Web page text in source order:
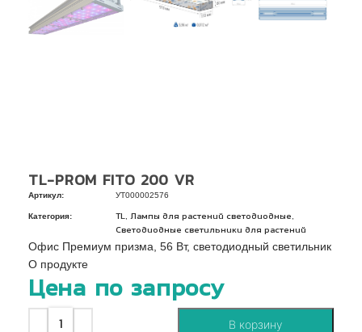
TL-PROM FITO 200 VR
Артикул: УТ000002576
Категория: TL Лампы для растений светодиодные
Светодиодные светильники для растений
Офис Премиум призма, 56 Вт, светодиодный светильник
О продукте
Цена по запросу
В корзину